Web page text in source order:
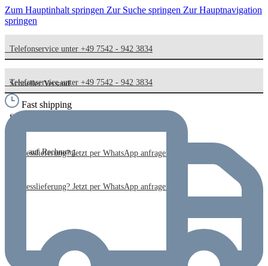
Zum Hauptinhalt springen Zur Suche springen Zur Hauptnavigation
springen
Telefonservice unter +49 7542 - 942 3834
Schneller Versand
Kauf auf Rechnung
Expresslieferung? Jetzt per WhatsApp anfragen!
Telefonservice unter +49 7542 - 942 3834
Schneller Versand
Kauf auf Rechnung
Expresslieferung? Jetzt per WhatsApp anfragen!
Fast shipping